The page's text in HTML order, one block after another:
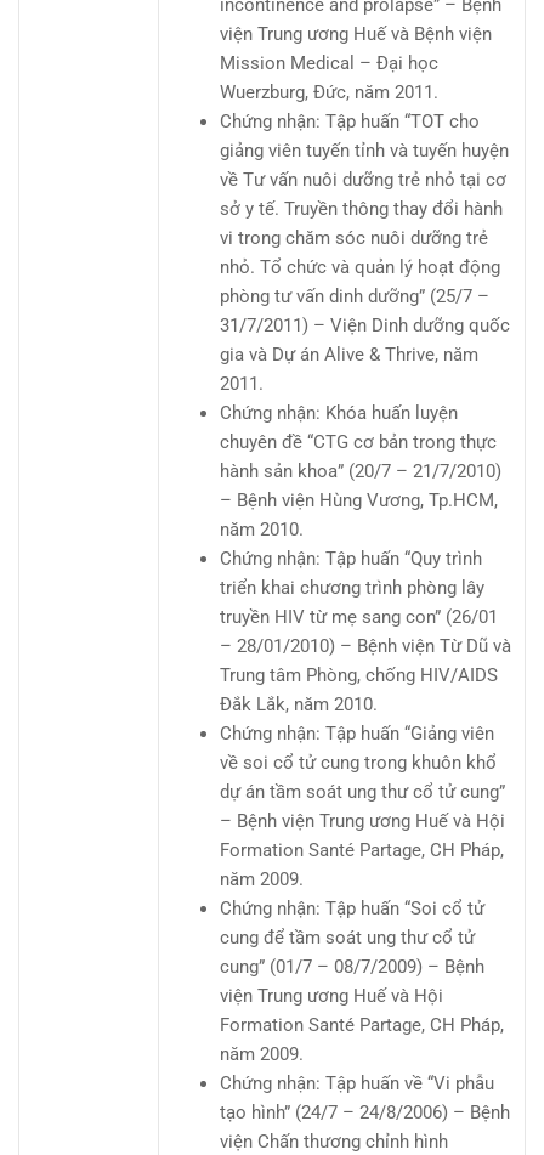
incontinence and prolapse” – Bệnh
viện Trung ương Huế và Bệnh viện
Mission Medical – Đại học
Wuerzburg, Đức, năm 2011.
Chứng nhận: Tập huấn “TOT cho
giảng viên tuyến tỉnh và tuyến huyện
về Tư vấn nuôi dưỡng trẻ nhỏ tại cơ
sở y tế. Truyền thông thay đổi hành
vi trong chăm sóc nuôi dưỡng trẻ
nhỏ. Tổ chức và quản lý hoạt động
phòng tư vấn dinh dưỡng” (25/7 –
31/7/2011) – Viện Dinh dưỡng quốc
gia và Dự án Alive & Thrive, năm
2011.
Chứng nhận: Khóa huấn luyện
chuyên đề “CTG cơ bản trong thực
hành sản khoa” (20/7 – 21/7/2010)
– Bệnh viện Hùng Vương, Tp.HCM,
năm 2010.
Chứng nhận: Tập huấn “Quy trình
triển khai chương trình phòng lây
truyền HIV từ mẹ sang con” (26/01
– 28/01/2010) – Bệnh viện Từ Dũ và
Trung tâm Phòng, chống HIV/AIDS
Đắk Lắk, năm 2010.
Chứng nhận: Tập huấn “Giảng viên
về soi cổ tử cung trong khuôn khổ
dự án tầm soát ung thư cổ tử cung”
– Bệnh viện Trung ương Huế và Hội
Formation Santé Partage, CH Pháp,
năm 2009.
Chứng nhận: Tập huấn “Soi cổ tử
cung để tầm soát ung thư cổ tử
cung” (01/7 – 08/7/2009) – Bệnh
viện Trung ương Huế và Hội
Formation Santé Partage, CH Pháp,
năm 2009.
Chứng nhận: Tập huấn về “Vi phẫu
tạo hình” (24/7 – 24/8/2006) – Bệnh
viện Chấn thương chỉnh hình